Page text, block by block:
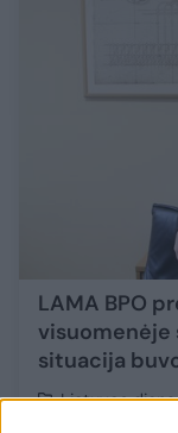
LAMA BPO
visuomenėje
situacija
Lietuvos diena